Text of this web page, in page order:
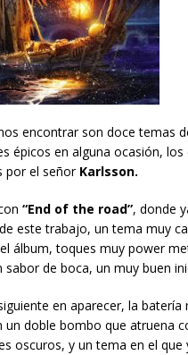
encontrar son doce temas
épicos en alguna ocasión, los
por el señor Karlsson.
“End of the road”, donde
este trabajo, un tema muy
álbum, toques muy power
sabor de boca, un muy buen
en aparecer, la batería
doble bombo que atruena
oscuros, y un tema en el que